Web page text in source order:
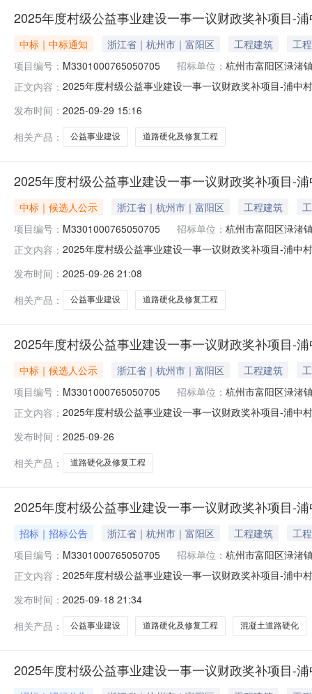
2025年度村级公益事业建设一事一议财政奖补项目-
中标｜中标通知 浙江省｜杭州市｜富阳区 工程建筑
工程
项目编号： M3301000765050705 招标单位： 杭州市富阳区渌渚
正文内容： 2025年度村级公益事业建设一事一议财政奖补项目-浦中
M3301000765050705工程名称2025年度村级公益事业
发布时间： 2025-09-29 15:16
相关产品：
公益事业建设 道路硬化及修复工程
2025年度村级公益事业建设一事一议财政奖补项目-
中标｜候选人公示 浙江省｜杭州市｜富阳区 工程建筑
项目编号： M3301000765050705 招标单位： 杭州市富阳区渌渚
正文内容： 2025年度村级公益事业建设一事一议财政奖补项目-浦中
2616:17:07项目基本信息项目编号M3301000765050705
发布时间： 2025-09-26 21:08
相关产品：
公益事业建设 道路硬化及修复工程
2025年度村级公益事业建设一事一议财政奖补项目-
中标｜候选人公示 浙江省｜杭州市｜富阳区 工程建筑
项目编号： M3301000765050705 招标单位： 杭州市富阳区渌渚
正文内容： 2025年度村级公益事业建设一事一议财政奖补项目-浦中
修复工程建设单位杭州市富阳区渌渚镇浦中村股份经济
发布时间： 2025-09-26
相关产品：
道路硬化及修复工程
2025年度村级公益事业建设一事一议财政奖补项目-
招标｜招标公告 浙江省｜杭州市｜富阳区 工程建筑
工程
项目编号： M3301000765050705 招标单位： 杭州市富阳区渌渚
正文内容： 2025年度村级公益事业建设一事一议财政奖补项目-浦中
路硬化及修复工程建设单位杭州市富阳区渌渚镇浦中村
发布时间： 2025-09-18 21:34
相关产品：
公益事业建设 道路硬化及修复工程 混凝土道路硬化
2025年度村级公益事业建设一事一议财政奖补项目-